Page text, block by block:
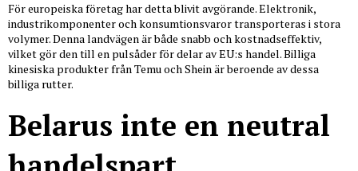
För europeiska företag har detta blivit avgörande. Elektronik,
industrikomponenter och konsumtionsvaror transporteras i stora
volymer. Denna landvägen är både snabb och kostnadseffektiv,
vilket gör den till en pulsåder för delar av EU:s handel. Billiga
kinesiska produkter från Temu och Shein är beroende av dessa
billiga rutter.
Belarus inte en neutral